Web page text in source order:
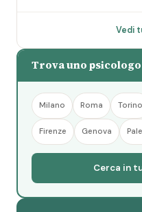
Vedi
Trova uno psicologo
Milano Roma Torino
Firenze Genova
Cerca in